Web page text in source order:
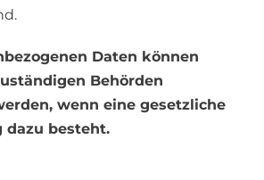
Daten können
Behörden
wenn eine gesetzliche
dazu besteht.